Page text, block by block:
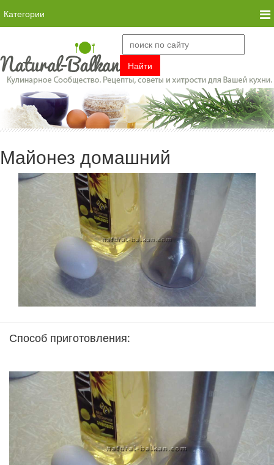
Категории
Майонез домашний
Способ приготовления: